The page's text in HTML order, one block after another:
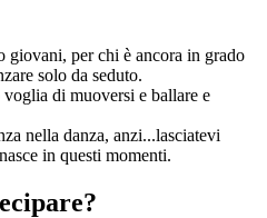
giovani, per chi è ancora in grado
solo da seduto.
di muoversi e ballare e
nella danza, anzi...lasciatevi
in questi momenti.